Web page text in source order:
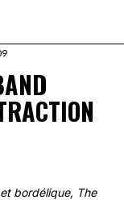
bordélique, The